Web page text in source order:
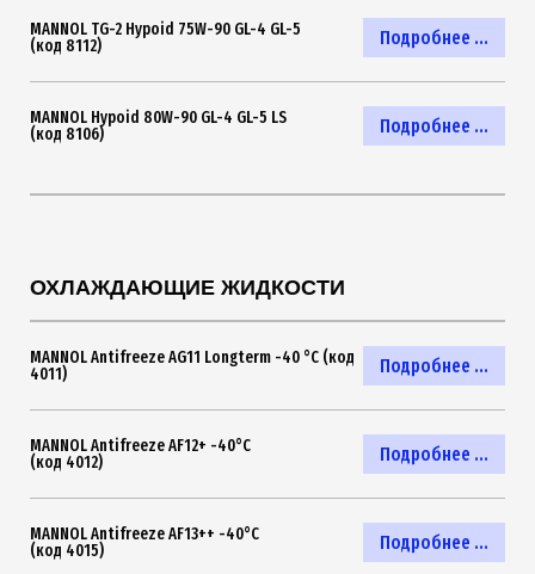
Подробнее ...
MANNOL TG-2 Hypoid 75W-90 GL-4 GL-5
(код 8112)
Подробнее ...
MANNOL Hypoid 80W-90 GL-4 GL-5 LS
(код 8106)
ОХЛАЖДАЮЩИЕ ЖИДКОСТИ
Подробнее ...
MANNOL Antifreeze AG11 Longterm -40 °C (код
4011)
Подробнее ...
MANNOL Antifreeze AF12+ -40°C
(код 4012)
Подробнее ...
MANNOL Antifreeze AF13++ -40°C
(код 4015)